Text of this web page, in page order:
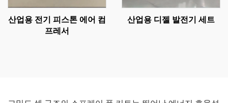
산업용 전기 피스톤 에어 컴
프레서
산업용 디젤 발전기 세트